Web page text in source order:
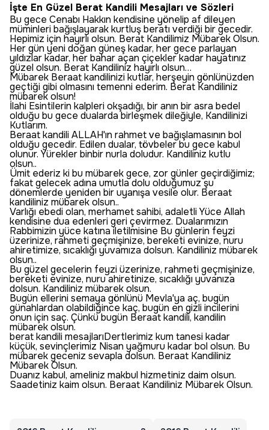
İşte En Güzel Berat Kandili Mesajları ve Sözleri
Bu gece Cenabı Hakkın kendisine yönelip af dileyen
müminleri bağışlayarak kurtluş beratı verdiği bir gecedir.
Hepimiz için hayırlı olsun. Berat Kandilimiz Mübarek Olsun.
Her gün yeni doğan güneş kadar, her gece parlayan
yıldızlar kadar, her bahar açan çiçekler kadar hayatınız
güzel olsun. Berat Kandiliniz hayırlı olsun…
Mübarek Beraat kandilinizi kutlar, herşeyin gönlünüzden
geçtiği gibi olmasını temenni ederim. Berat Kandiliniz
mübarek olsun!
İlahi Esintilerin kalpleri okşadığı, bir anın bir asra bedel
olduğu bu gece dualarda birleşmek dileğiyle, Kandilinizi
Kutlarım.
Beraat kandili ALLAH'ın rahmet ve bağışlamasının bol
olduğu gecedir. Edilen dualar, tövbeler bu gece kabul
olunur. Yürekler binbir nurla doludur. Kandiliniz kutlu
olsun..
Ümit ederiz ki bu mübarek gece, zor günler geçirdiğimiz;
fakat gelecek adına umutla dolu olduğumuz şu
dönemlerde yeniden bir uyanışa vesile olur. Beraat
kandiliniz mübarek olsun..
Varlığı ebedi olan, merhamet sahibi, adaletli Yüce Allah
kendisine dua edenleri geri çevirmez. Dualarımızın
Rabbimizin yüce katına iletilmisine Bu günlerin feyzi
üzerinize, rahmeti geçmişinize, bereketi evinize, nuru
ahiretimize, sıcaklığı yuvamıza dolsun. Kandiliniz mübarek
olsun..
Bu güzel gecelerin feyzi üzerinize, rahmeti geçmişinize,
bereketi evinize, nuru ahiretinize, sıcaklığı yuvanıza
dolsun. Kandiliniz mübarek olsun.
Bugün ellerini semaya gönlünü Mevla'ya aç, bugün
günahlardan olabildiğince kaç, bugün en gizli incilerini
onun için saç. Çünkü bugün Beraat kandili, kandilin
mübarek olsun.
berat kandili mesajlarıDertlerimiz kum tanesi kadar
küçük, sevinçlerimiz Nisan yağmuru kadar bol olsun. Bu
mübarek geceniz sevapla dolsun. Beraat Kandiliniz
Mübarek Olsun.
Duanız kabul, ameliniz makbul hizmetiniz daim olsun.
Saadetiniz kaim olsun. Beraat Kandiliniz Mübarek Olsun.